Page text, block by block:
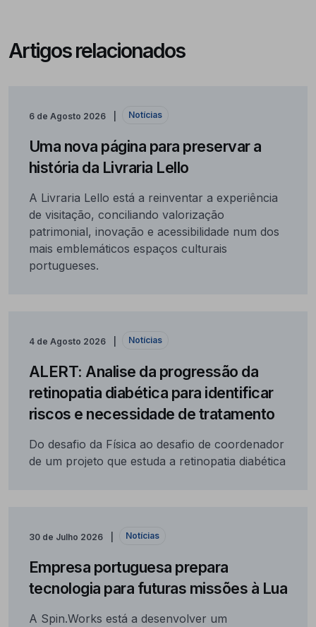
Artigos relacionados
6 de Agosto 2026 Notícias
Uma nova página para preservar a
história da Livraria Lello
A Livraria Lello está a reinventar a experiência
de visitação, conciliando valorização
patrimonial, inovação e acessibilidade num dos
mais emblemáticos espaços culturais
portugueses.
4 de Agosto 2026 Notícias
ALERT: Analise da progressão da
retinopatia diabética para identificar
riscos e necessidade de tratamento
Do desafio da Física ao desafio de coordenador
de um projeto que estuda a retinopatia diabética
30 de Julho 2026 Notícias
Empresa portuguesa prepara
tecnologia para futuras missões à Lua
A Spin.Works está a desenvolver um